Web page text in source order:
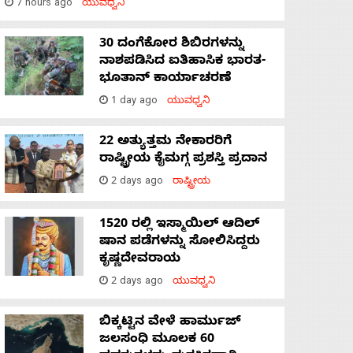
7 hours ago ಯುವಧ್ವನಿ
30 ದಂಗೆಕೋರ ಶಿಬಿರಗಳನ್ನು
ನಾಶಪಡಿಸಿದ ಐತಿಹಾಸಿಕ ಭಾರತ-
ಭೂತಾನ್ ಕಾರ್ಯಾಚರಣೆ
1 day ago ಯುವಧ್ವನಿ
22 ಅತ್ಯುತ್ತಮ ನೇಕಾರರಿಗೆ
ರಾಷ್ಟ್ರೀಯ ಕೈಮಗ್ಗ ಪ್ರಶಸ್ತಿ ಪ್ರದಾನ
2 days ago ರಾಷ್ಟ್ರೀಯ
1520 ರಲ್ಲಿ ಇಸ್ಮಾಯಿಲ್ ಆದಿಲ್
ಷಾನ ಪಡೆಗಳನ್ನು ಸೋಲಿಸಿದ್ದರು
ಕೃಷ್ಣದೇವರಾಯ
2 days ago ಯುವಧ್ವನಿ
ಬಿಕ್ಕಟ್ಟಿನ ವೇಳೆ ಹಾರ್ಮುಜ್
ಜಲಸಂಧಿ ಮೂಲಕ 60